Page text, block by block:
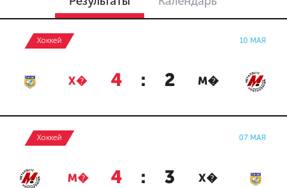
Хоккей 10 МАЯ
Х� 4 : 2 М�
Хоккей 07 МАЯ
М� 4 : 3 Х�